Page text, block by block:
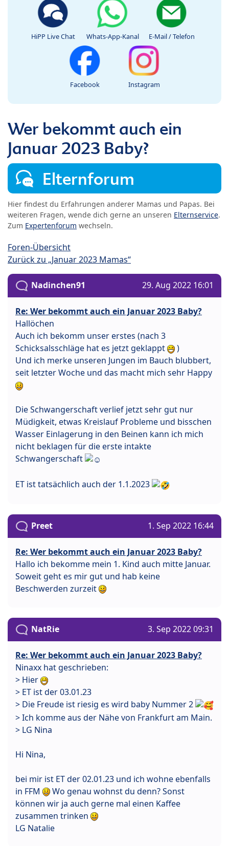
HiPP Live Chat Whats-App-Kanal E-Mail / Telefon
Facebook Instagram
Wer bekommt auch ein
Januar 2023 Baby?
Elternforum
Hier findest du Erfahrungen anderer Mamas und Papas. Bei
weiteren Fragen, wende dich gerne an unseren Elternservice.
Zum Expertenforum wechseln.
Foren-Übersicht
Zurück zu „Januar 2023 Mamas“
Nadinchen91 29. Aug 2022 16:01
Re: Wer bekommt auch ein Januar 2023 Baby?
Hallöchen
Auch ich bekomm unser erstes (nach 3
Schicksalsschläge hat es jetzt geklappt
)
Und ich merke unseren Jungen im Bauch blubbert,
seit letzter Woche und das macht mich sehr Happy
Die Schwangerschaft verlief jetzt sehr gut nur
Müdigkeit, etwas Kreislauf Probleme und bisschen
Wasser Einlagerung in den Beinen kann ich mich
nicht beklagen für die erste intakte
Schwangerschaft
ET ist tatsächlich auch der 1.1.2023
Preet 1. Sep 2022 16:44
Re: Wer bekommt auch ein Januar 2023 Baby?
Hallo ich bekomme mein 1. Kind auch mitte Januar.
Soweit geht es mir gut und hab keine
Beschwerden zurzeit
NatRie 3. Sep 2022 09:31
Re: Wer bekommt auch ein Januar 2023 Baby?
Ninaxx hat geschrieben:
> Hier
> ET ist der 03.01.23
> Die Freude ist riesig es wird baby Nummer 2
> Ich komme aus der Nähe von Frankfurt am Main.
> LG Nina
Hi Nina,
bei mir ist ET der 02.01.23 und ich wohne ebenfalls
in FFM
Wo genau wohnst du denn? Sonst
können wir ja auch gerne mal einen Kaffee
zusammen trinken
LG Natalie